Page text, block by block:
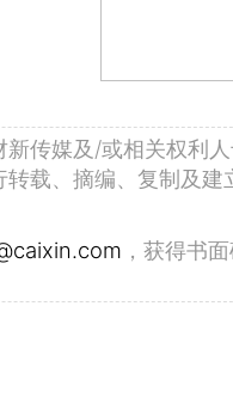
传媒及/或相关权利
载、摘编、复制及建
，获得书